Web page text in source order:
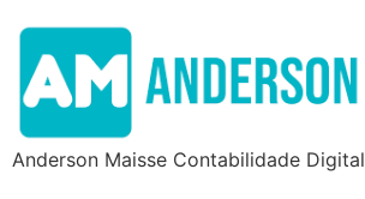
Anderson Maisse Contabilidade Digital